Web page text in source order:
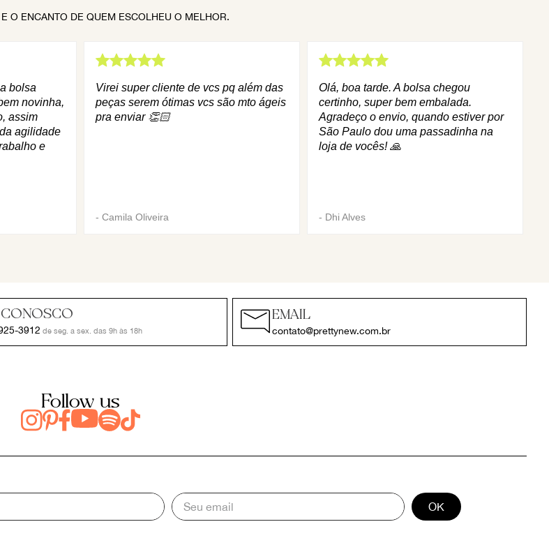
E O ENCANTO DE QUEM ESCOLHEU O MELHOR.
bolsa
novinha,
assim
agilidade
e
Virei super cliente de vcs pq além das
peças serem ótimas vcs são mto ágeis
pra enviar 👏🏻
- Camila Oliveira
Olá, boa tarde. A bolsa chegou
certinho, super bem embalada.
Agradeço o envio, quando estiver por
São Paulo dou uma passadinha na
loja de vocês! 🙏
- Dhi Alves
CONOSCO
3912 de seg. a sex. das 9h às 18h
EMAIL
contato@prettynew.com.br
Follow us
OK